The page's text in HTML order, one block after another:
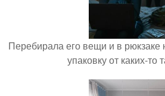
Перебирала его вещи и в рюкзаке
упаковку от каких-то